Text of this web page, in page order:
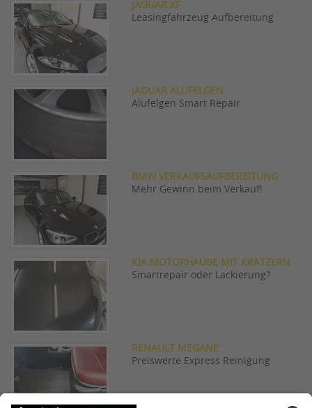
JAGUAR XF
Leasingfahrzeug Aufbereitung
JAGUAR ALUFELGEN
Alufelgen Smart Repair
BMW VERKAUFSAUFBEREITUNG
Mehr Gewinn beim Verkauf!
KIA MOTORHAUBE MIT KRATZERN
Smartrepair oder Lackierung?
RENAULT MEGANE
Preiswerte Express Reinigung